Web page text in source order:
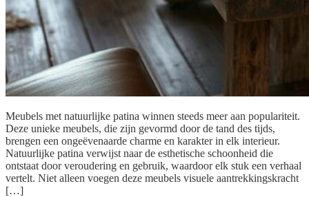
Meubels met natuurlijke patina winnen steeds meer aan populariteit.
Deze unieke meubels, die zijn gevormd door de tand des tijds,
brengen een ongeëvenaarde charme en karakter in elk interieur.
Natuurlijke patina verwijst naar de esthetische schoonheid die
ontstaat door veroudering en gebruik, waardoor elk stuk een verhaal
vertelt. Niet alleen voegen deze meubels visuele aantrekkingskracht
[…]